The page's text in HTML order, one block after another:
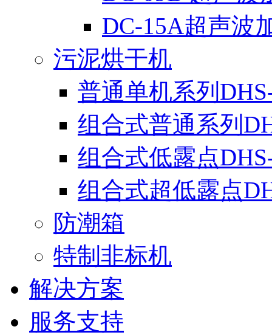
DC-15A超声波
污泥烘干机
普通单机系列
组合式普通系列
组合式低露点
组合式超低露点
防潮箱
特制非标机
解决方案
服务支持